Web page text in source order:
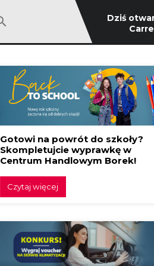
Dziś
Gotowi na powrót do szkoły?
Skompletujcie wyprawkę w
Centrum Handlowym Borek!
Czytaj więcej